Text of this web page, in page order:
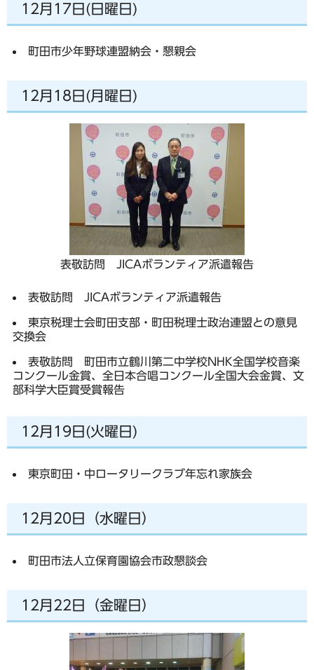
12月17日(日曜日)
町田市少年野球連盟納会・懇親会
12月18日(月曜日)
表敬訪問 JICAボランティア派遣報告
表敬訪問 JICAボランティア派遣報告
東京税理士会町田支部・町田税理士政治連盟との意見
交換会
表敬訪問 町田市立鶴川第二中学校NHK全国学校音楽
コンクール金賞、全日本合唱コンクール全国大会金賞、文
部科学大臣賞受賞報告
12月19日(火曜日)
東京町田・中ロータリークラブ年忘れ家族会
12月20日（水曜日）
町田市法人立保育園協会市政懇談会
12月22日（金曜日）